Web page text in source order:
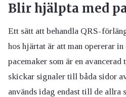
Blir hjälpta med
Ett sätt att behandla QRS-
hos hjärtat är att man opererar
pacemaker som är en
skickar signaler till båda sidor
används idag endast till de allra